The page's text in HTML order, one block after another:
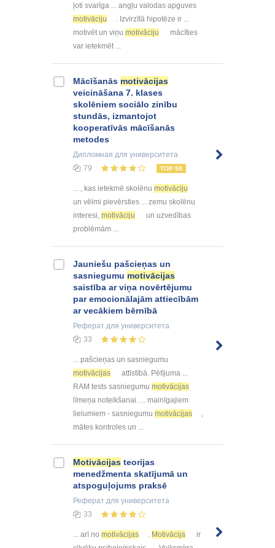
ļoti svarīga ... angļu valodas apguves
motivāciju
. Izvirzītā hipotēze ir ...
motivēt un viņu motivāciju
mācīties
var ietekmēt ...
Mācīšanās motivācijas
veicināšana 7. klases
skolēniem sociālo zinību
stundās, izmantojot
kooperatīvās mācīšanās
metodes
Дипломная для университета
79
TOP 50
... , kas ietekmē skolēnu motivāciju
un vēlmi pievērsties ... zemu skolēnu
interesi, motivāciju
un uzvedības
problēmām ...
Jauniešu pašcieņas un
sasniegumu motivācijas
saistība ar viņa novērtējumu
par emocionālajām attiecībām
ar vecākiem bērnībā
Реферат для университета
33
... pašcieņas un sasniegumu
motivācijas
attīstībā. Pētījuma ...
RAM tests sasniegumu motivācijas
līmeņa noteikšanai. ... mainīgajiem
lielumiem - sasniegumu motivācijas
mātes kontroles un ...
Motivācijas teorijas
menedžmenta skatījumā un
atspoguļojums praksē
Реферат для университета
33
... arī no motivācijas Motivācija
ir